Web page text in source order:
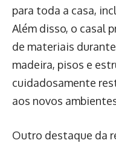
para toda a casa,
Além disso, o casal
de materiais
madeira, pisos e
cuidadosamente
aos novos
Outro destaque da